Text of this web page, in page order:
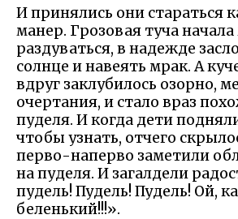
И принялись они стараться
манер. Грозовая туча
раздуваться, в надежде
солнце и навеять мрак. А
вдруг заклубилось озорно,
очертания, и стало враз
пуделя. И когда дети
чтобы узнать, отчего
перво-наперво заметили
на пуделя. И загалдели
пудель! Пудель! Пудель! Ой,
беленький!!!».